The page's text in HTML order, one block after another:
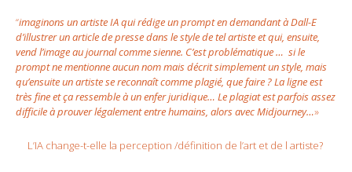
“imaginons un artiste IA qui rédige un prompt en demandant à Dall-E
d’illustrer un article de presse dans le style de tel artiste et qui, ensuite,
vend l’image au journal comme sienne. C’est problématique … si le
prompt ne mentionne aucun nom mais décrit simplement un style, mais
qu’ensuite un artiste se reconnaît comme plagié, que faire ? La ligne est
très fine et ça ressemble à un enfer juridique… Le plagiat est parfois assez
difficile à prouver légalement entre humains, alors avec Midjourney…»
L’IA change-t-elle la perception /définition de l’art et de l artiste?